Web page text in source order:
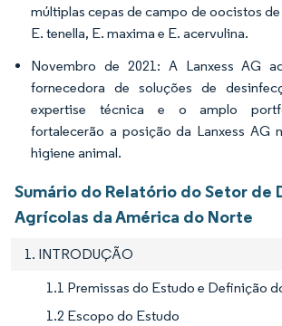
múltiplas cepas de campo de oocistos
E. tenella, E. maxima e E. acervulina.
Novembro de 2021: A Lanxess AG
fornecedora de soluções de
expertise técnica e o amplo
fortalecerão a posição da Lanxess AG
higiene animal.
Sumário do Relatório do Setor de
Agrícolas da América do Norte
1. INTRODUÇÃO
1.1 Premissas do Estudo e Definição
1.2 Escopo do Estudo